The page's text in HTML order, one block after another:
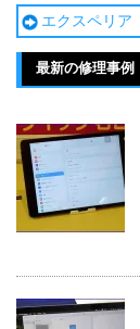
エクスペリア
最新の修理事例